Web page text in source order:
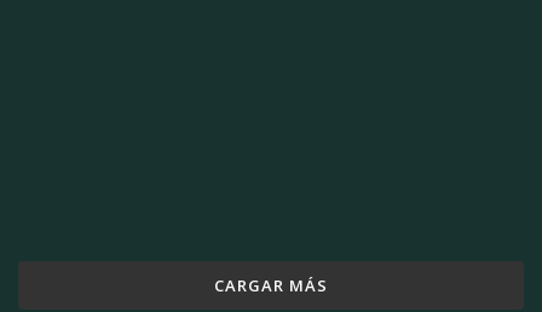
CARGAR MÁS